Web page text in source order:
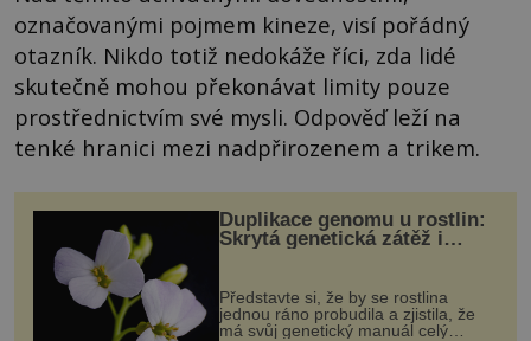
označovanými pojmem kineze, visí pořádný
otazník. Nikdo totiž nedokáže říci, zda lidé
skutečně mohou překonávat limity pouze
prostřednictvím své mysli. Odpověď leží na
tenké hranici mezi nadpřirozenem a trikem.
Duplikace genomu u rostlin:
Skrytá genetická zátěž i
Představte si, že by se rostlina
jednou ráno probudila a zjistila, že
má svůj genetický manuál celý